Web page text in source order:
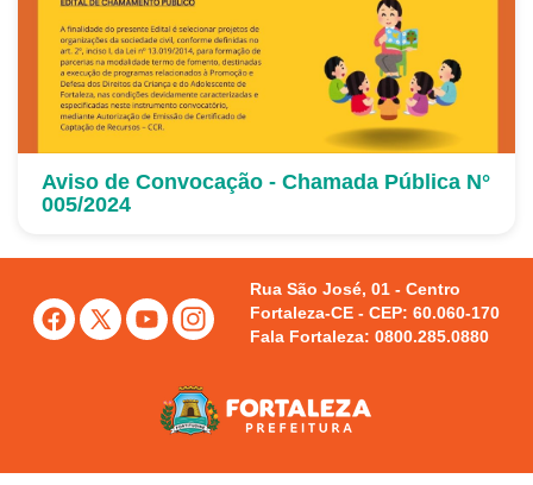
Aviso de Convocação - Chamada Pública N°
005/2024
Rua São José, 01 - Centro
Fortaleza-CE - CEP: 60.060-170
Fala Fortaleza: 0800.285.0880